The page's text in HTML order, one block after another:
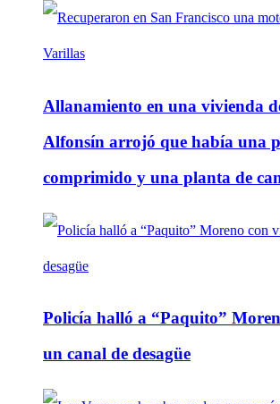
Allanamiento en una vivienda
Alfonsín arrojó que había una
comprimido y una planta de
Policía halló a “Paquito”
un canal de desagüe